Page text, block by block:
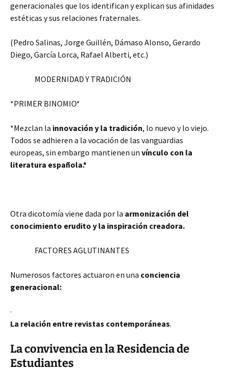
generacionales que los identifican y explican sus afinidades
estéticas y sus relaciones fraternales.
(Pedro Salinas, Jorge Guillén, Dámaso Alonso, Gerardo
Diego, García Lorca, Rafael Alberti, etc.)
MODERNIDAD Y TRADICIÓN
*PRIMER BINOMIO*
*Mezclan la innovación y la tradición, lo nuevo y lo viejo.
Todos se adhieren a la vocación de las vanguardias
europeas, sin embargo mantienen un vínculo con la
literatura española.*
Otra dicotomía viene dada por la armonización del
conocimiento erudito y la inspiración creadora.
FACTORES AGLUTINANTES
Numerosos factores actuaron en una conciencia
generacional:
·
La relación entre revistas contemporáneas.
La convivencia en la Residencia de
Estudiantes